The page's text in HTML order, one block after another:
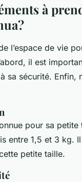
à
l’espace de vie
il est
sa sécurité. Enfin,
pour sa
entre 1,5 et 3 kg.
petite taille.